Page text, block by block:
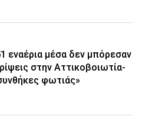
εναέρια μέσα δεν μπόρεσαν
στην Αττικοβοιωτία-
φωτιάς»